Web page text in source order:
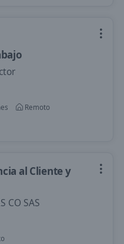
Remoto
al Cliente y
CO SAS